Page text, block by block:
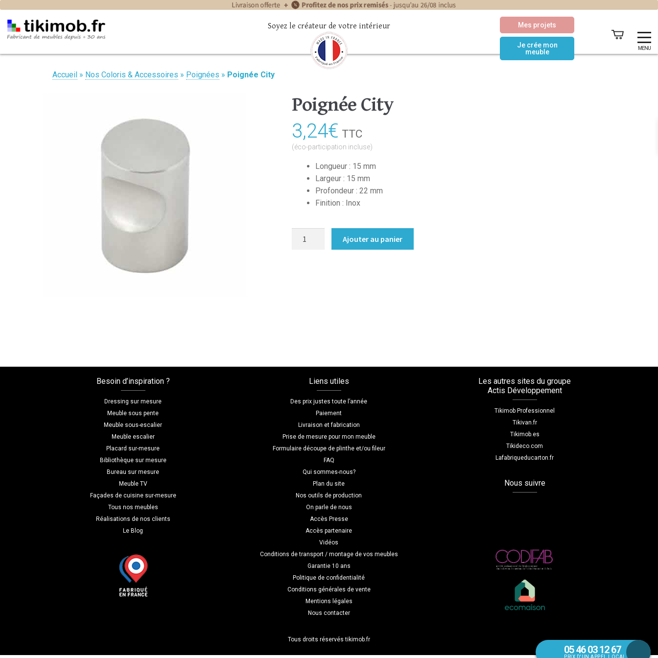
MENU
Mes projets
Je crée mon
meuble
Soyez le créateur de votre intérieur
Accueil » Nos Coloris & Accessoires » Poignées » Poignée City
Poignée City
3,24€ TTC
(éco-participation incluse)
Longueur : 15 mm
Largeur : 15 mm
Profondeur : 22 mm
Finition : Inox
Ajouter au panier
05 46 03 12 67
PRIX D'UN APPEL LOCAL
Besoin d’inspiration ?
Dressing sur mesure
Meuble sous pente
Meuble sous-escalier
Meuble escalier
Placard sur-mesure
Bibliothèque sur mesure
Bureau sur mesure
Meuble TV
Façades de cuisine sur-mesure
Tous nos meubles
Réalisations de nos clients
Le Blog
Liens utiles
Des prix justes toute l’année
Paiement
Livraison et fabrication
Prise de mesure pour mon meuble
Formulaire découpe de plinthe et/ou fileur
FAQ
Qui sommes-nous?
Plan du site
Nos outils de production
On parle de nous
Accès Presse
Accès partenaire
Vidéos
Conditions de transport / montage de vos meubles
Garantie 10 ans
Politique de confidentialité
Conditions générales de vente
Mentions légales
Nous contacter
Les autres sites du groupe
Actis Développement
Tikimob Professionnel
Tikivan.fr
Tikimob.es
Tikideco.com
Lafabriqueducarton.fr
Nous suivre
Tous droits réservés tikimob.fr